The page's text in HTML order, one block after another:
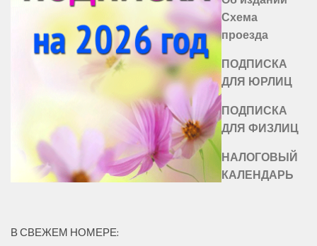
Схема
проезда
ПОДПИСКА
ДЛЯ ЮРЛИЦ
ПОДПИСКА
ДЛЯ ФИЗЛИЦ
НАЛОГОВЫЙ
КАЛЕНДАРЬ
В СВЕЖЕМ НОМЕРЕ: